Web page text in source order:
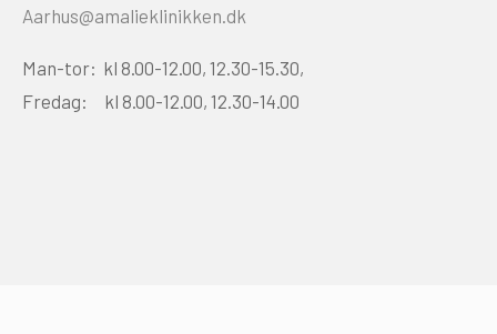
Aarhus@amalieklinikken.dk
Man-tor: kl 8.00-12.00, 12.30-15.30,
Fredag: kl 8.00-12.00, 12.30-14.00